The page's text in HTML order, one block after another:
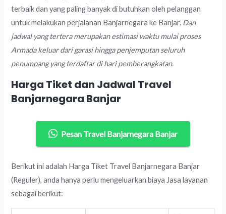
terbaik dan yang paling banyak di butuhkan oleh pelanggan
untuk melakukan perjalanan Banjarnegara ke Banjar. Dan
jadwal yang tertera merupakan estimasi waktu mulai proses
Armada keluar dari garasi hingga penjemputan seluruh
penumpang yang terdaftar di hari pemberangkatan.
Harga Tiket dan Jadwal Travel
Banjarnegara Banjar
Pesan Travel Banjarnegara Banjar
Berikut ini adalah Harga Tiket Travel Banjarnegara Banjar
(Reguler), anda hanya perlu mengeluarkan biaya Jasa layanan
sebagai berikut: